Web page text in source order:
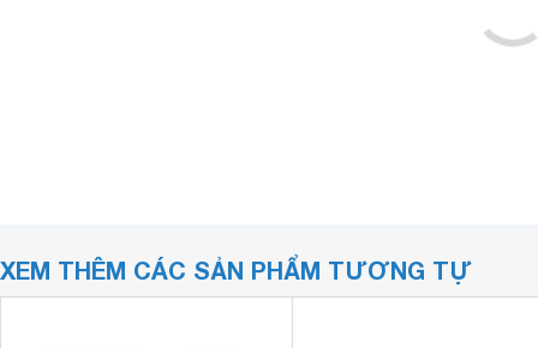
XEM THÊM CÁC SẢN PHẨM TƯƠNG TỰ